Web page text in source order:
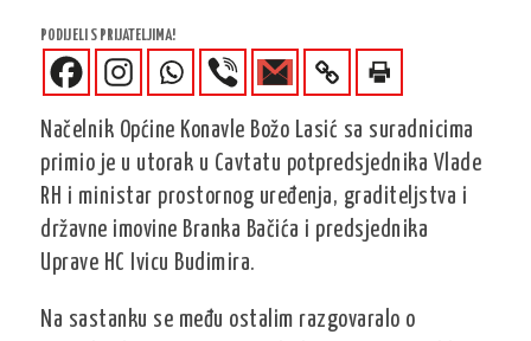
PODIJELI S PRIJATELJIMA!
Načelnik Općine Konavle Božo Lasić sa suradnicima
primio je u utorak u Cavtatu potpredsjednika Vlade
RH i ministar prostornog uređenja, graditeljstva i
državne imovine Branka Bačića i predsjednika
Uprave HC Ivicu Budimira.
Na sastanku se među ostalim razgovaralo o